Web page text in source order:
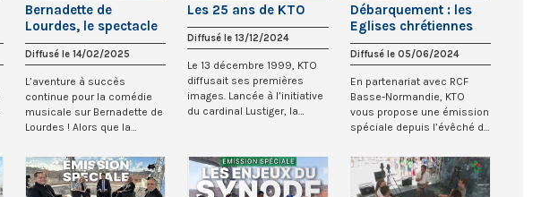
Bernadette de
Lourdes, le spectacle
au cinéma
Diffusé le 14/02/2025
L’aventure à succès
continue pour la comédie
musicale sur Bernadette de
Lourdes ! Alors que la
Les 25 ans de KTO
Diffusé le 13/12/2024
Le 13 décembre 1999, KTO
diffusait ses premières
images. Lancée à l’initiative
du cardinal Lustiger, la
Débarquement : les
Eglises chrétiennes
font mémoire
Diffusé le 05/06/2024
En partenariat avec RCF
Basse-Normandie, KTO
vous propose une émission
spéciale depuis l’évêché de